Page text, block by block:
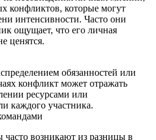
конфликтов, которые могут
интенсивности. Часто они
ощущает, что его личная
ценятся.
обязанностей или
конфликт может отражать
ресурсами или
каждого участника.
возникают из разницы в